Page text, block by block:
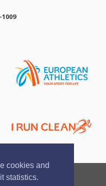
cookies and
statistics.
1009
politika